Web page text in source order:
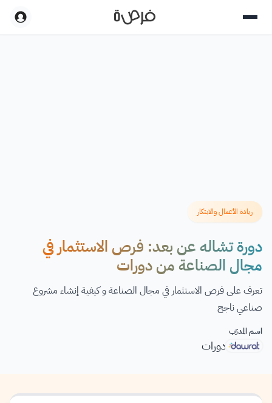
ريادة الأعمال والابتكار
دورة تشاله عن بعد: فرص الاستثمار في
مجال الصناعة من دورات
تعرف على فرص الاستثمار في مجال الصناعة و كيفية إنشاء مشروع
صناعي ناجح
اسم المدرّب
دورات